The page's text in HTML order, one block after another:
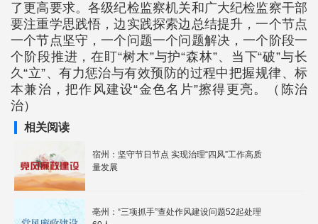
了更高要求。各级纪检监察机关和广大纪检监察干部
要注重学思践悟，边实践探索边总结提升，一个节点
一个节点坚守，一个问题一个问题解决，一个阶段一
个阶段推进，在盯“树木”与护“森林”、当下“破”与长
久“立”、有力惩治与有效预防的过程中把握规律、标
本兼治，把作风建设“金色名片”擦得更亮。（陈治
治）
相关阅读
宿州：坚守节日节点 实现治理“四风”工作高质
量发展
亳州：“三项抓手”查处作风建设问题52起处理